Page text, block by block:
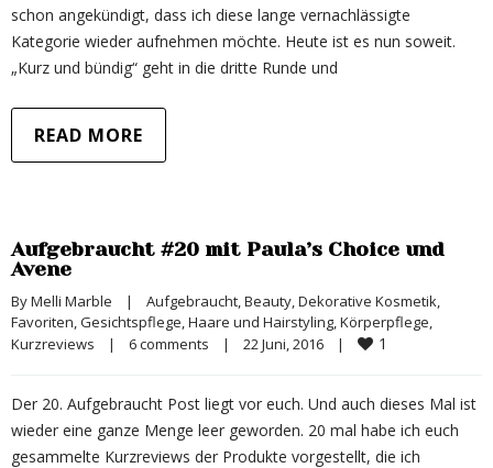
schon angekündigt, dass ich diese lange vernachlässigte
Kategorie wieder aufnehmen möchte. Heute ist es nun soweit.
„Kurz und bündig“ geht in die dritte Runde und
READ MORE
Aufgebraucht #20 mit Paula’s Choice und
Avene
By Melli Marble | Aufgebraucht, Beauty, Dekorative Kosmetik
Favoriten, Gesichtspflege, Haare und Hairstyling, Körperpflege
Kurzreviews
| 6 comments | 22 Juni, 2016 | 1
Der 20. Aufgebraucht Post liegt vor euch. Und auch dieses Mal ist
wieder eine ganze Menge leer geworden. 20 mal habe ich euch
gesammelte Kurzreviews der Produkte vorgestellt, die ich